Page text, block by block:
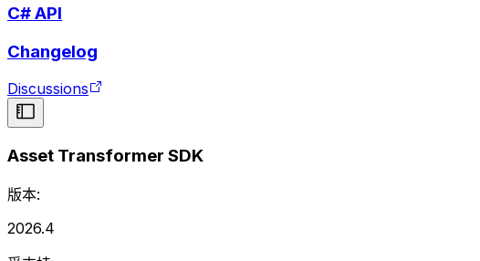
C# API
Changelog
Discussions
Asset Transformer SDK
版本:
2026.4